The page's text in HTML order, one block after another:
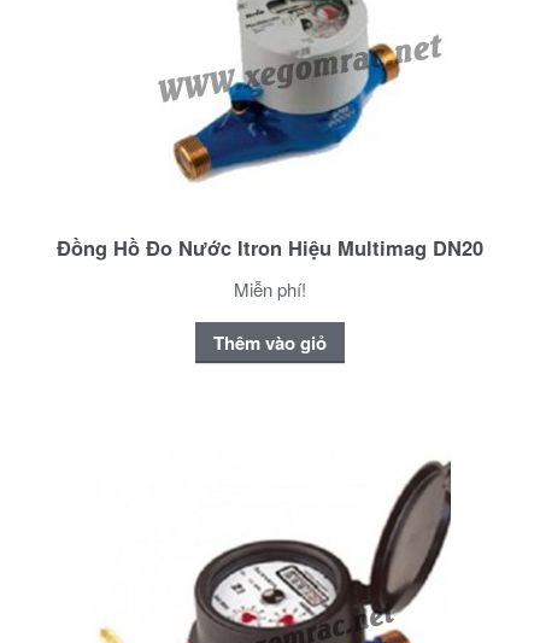
Đồng Hồ Đo Nước Itron Hiệu Multimag DN20
Miễn phí!
Thêm vào giỏ